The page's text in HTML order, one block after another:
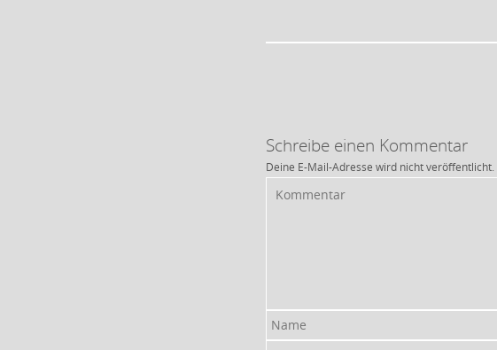
Schreibe einen Kommentar
Deine E-Mail-Adresse wird nicht veröffentlicht.